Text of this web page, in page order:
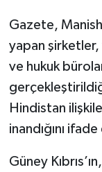
Gazete,
yapan şirketler,
ve hukuk
Hindistan
inandığını
Güney